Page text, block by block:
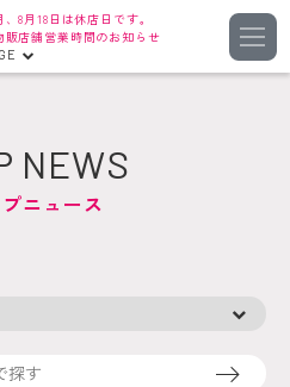
、8月18日は休店日です。
販店舗営業時間のお知らせ
NEWS
ニュース
検索